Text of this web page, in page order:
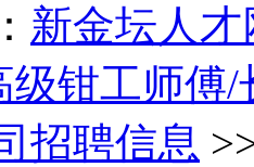
新金坛人才
级钳工师傅
招聘信息